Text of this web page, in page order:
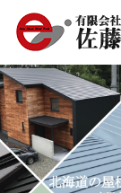
ホーム
代表挨拶
屋根施工事例